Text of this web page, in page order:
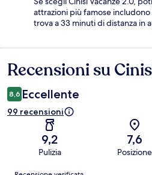
attrazioni più famose
trova a 33 minuti di distanza in
Recensioni
Recensioni su
8,6 Eccellente
99 recensioni
9,2
Pulizia
7,6
Posizione
Recensioni